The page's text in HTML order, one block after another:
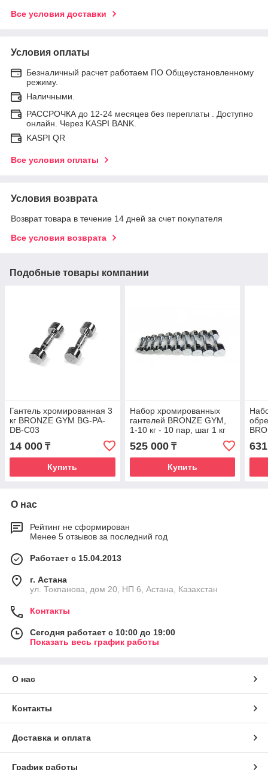
Все условия доставки
Условия оплаты
Безналичный расчет работаем ПО Общеустановленному
режиму.
Наличными.
РАССРОЧКА до 12-24 месяцев без переплаты . Доступно
онлайн. Через KASPI BANK.
KASPI QR
Все условия оплаты
Условия возврата
Возврат товара в течение 14 дней за счет покупателя
Все условия возврата
Подобные товары компании
Гантель хромированная 3
кг BRONZE GYM BG-PA-
DB-C03
14 000 ₸
Купить
Набор хромированных
гантелей BRONZE GYM,
1-10 кг - 10 пар, шаг 1 кг
525 000₸
Купить
О нас
Рейтинг не сформирован
Менее 5 отзывов за последний год
Работает с 15.04.2013
г. Астана
ул. Токпанова, дом 20, НП 6, Астана, Казахстан
Контакты
Сегодня работает с 10:00 до 19:00
Показать весь график работы
О нас
Контакты
Доставка и оплата
График работы